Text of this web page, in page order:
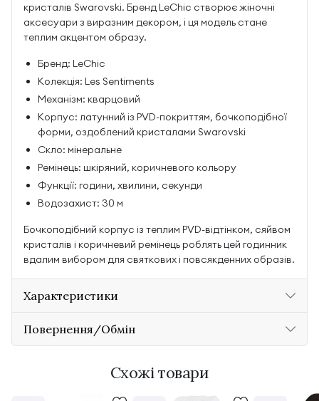
кристалів Swarovski. Бренд LeChic створює жіночні
аксесуари з виразним декором, і ця модель стане
теплим акцентом образу.
Бренд: LeChic
Колекція: Les Sentiments
Механізм: кварцовий
Корпус: латунний із PVD-покриттям, бочкоподібної
форми, оздоблений кристалами Swarovski
Скло: мінеральне
Ремінець: шкіряний, коричневого кольору
Функції: години, хвилини, секунди
Водозахист: 30 м
Бочкоподібний корпус із теплим PVD-відтінком, сяйвом
кристалів і коричневий ремінець роблять цей годинник
вдалим вибором для святкових і повсякденних образів.
Характеристики
Повернення/Обмін
Схожі товари